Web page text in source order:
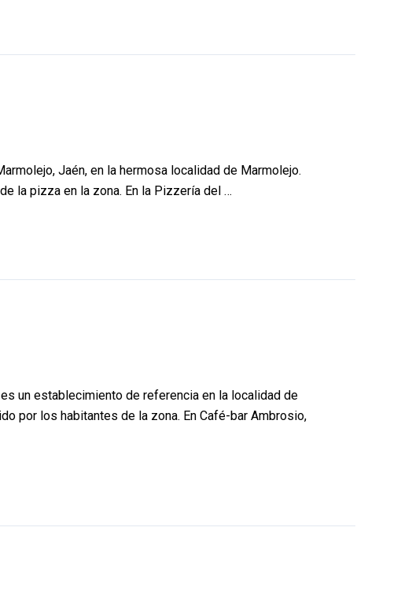
Jaén, en la hermosa localidad de Marmolejo.
la pizza en la zona. En la Pizzería del …
un establecimiento de referencia en la localidad de
por los habitantes de la zona. En Café-bar Ambrosio,